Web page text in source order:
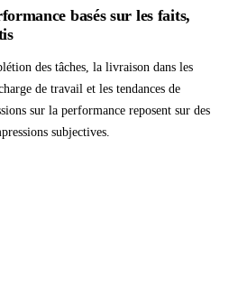
basés sur les faits,
des tâches, la livraison dans les
de travail et les tendances de
sur la performance reposent sur des
subjectives.